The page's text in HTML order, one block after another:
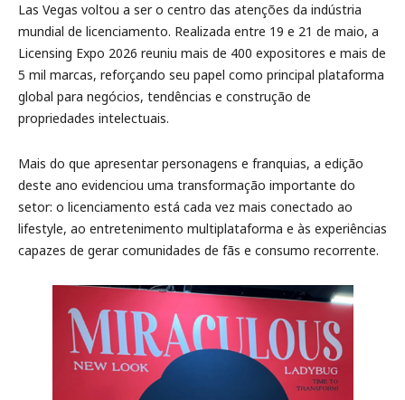
Las Vegas voltou a ser o centro das atenções da indústria
mundial de licenciamento. Realizada entre 19 e 21 de maio, a
Licensing Expo 2026 reuniu mais de 400 expositores e mais de
5 mil marcas, reforçando seu papel como principal plataforma
global para negócios, tendências e construção de
propriedades intelectuais.
Mais do que apresentar personagens e franquias, a edição
deste ano evidenciou uma transformação importante do
setor: o licenciamento está cada vez mais conectado ao
lifestyle, ao entretenimento multiplataforma e às experiências
capazes de gerar comunidades de fãs e consumo recorrente.